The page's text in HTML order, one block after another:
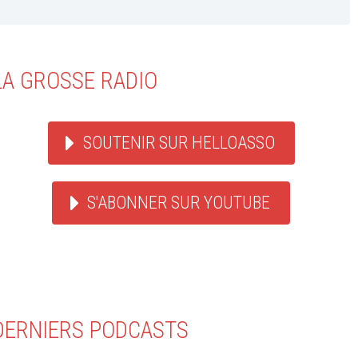
GROSSE RADIO
SOUTENIR SUR HELLOASSO
S'ABONNER SUR YOUTUBE
PODCASTS